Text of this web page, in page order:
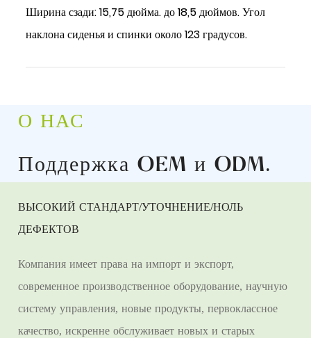
Ширина сзади: 15,75 дюйма. до 18,5 дюймов. Угол
наклона сиденья и спинки около 123 градусов.
О НАС
Поддержка OEM и ODM.
ВЫСОКИЙ СТАНДАРТ/УТОЧНЕНИЕ/НОЛЬ
ДЕФЕКТОВ
Компания имеет права на импорт и экспорт,
современное производственное оборудование, научную
систему управления, новые продукты, первоклассное
качество, искренне обслуживает новых и старых